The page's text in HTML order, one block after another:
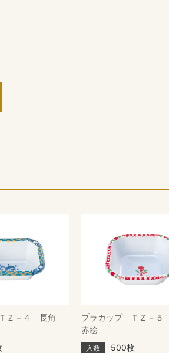
Ｚ－４ 長角
プラカップ ＴＺ－
赤絵
入数 500枚